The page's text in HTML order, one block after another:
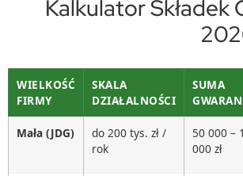
Kalkulator Składek
WIELKOŚĆ
FIRMY
SKALA
DZIAŁALNOŚCI
SUMA
Mała (JDG)
do 200 tys. zł /
rok
50 000 –
000 zł